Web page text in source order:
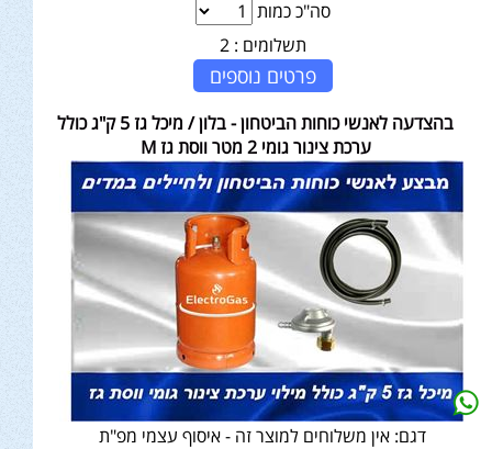
סה"כ כמות
תשלומים : 2
פרטים נוספים
בהצדעה לאנשי כוחות הביטחון - בלון / מיכל גז 5 ק"ג כולל
ערכת צינור גומי 2 מטר ווסת גז M
דגם: אין משלוחים למוצר זה - איסוף עצמי מפ"ת